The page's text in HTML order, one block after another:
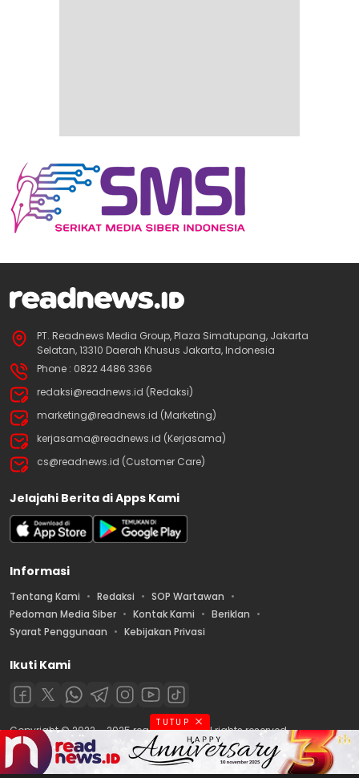
PT. Readnews Media Group, Plaza Simatupang, Jakarta
Selatan, 13310 Daerah Khusus Jakarta, Indonesia
Phone : 0822 4486 3366
redaksi@readnews.id (Redaksi)
marketing@readnews.id (Marketing)
kerjasama@readnews.id (Kerjasama)
cs@readnews.id (Customer Care)
Jelajahi Berita di Apps Kami
Informasi
Tentang Kami Redaksi
SOP Wartawan
Pedoman Media Siber
Kontak Kami
Beriklan
Syarat Penggunaan
Kebijakan Privasi
Ikuti Kami
Copyright © 2022 – 2025 readnews.id | All rights reserved.
TUTUP